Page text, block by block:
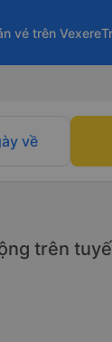
vé trên Vexere
về
trên